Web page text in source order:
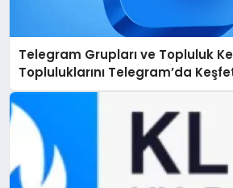
Telegram Grupları ve Topluluk
Topluluklarını Telegram’da